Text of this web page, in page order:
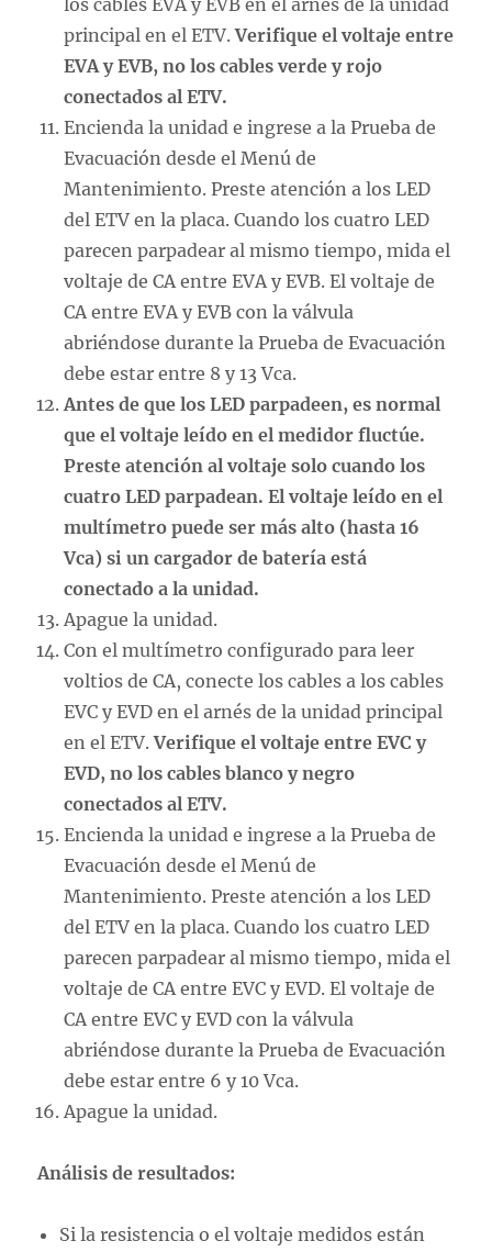
principal en el ETV.Verifique el voltaje entre
EVA y EVB, no los cables verde y rojo
conectados al ETV.
Encienda la unidad e ingrese a la Prueba de
Evacuación desde el Menú de
Mantenimiento. Preste atención a los LED
del ETV en la placa. Cuando los cuatro LED
parecen parpadear al mismo tiempo, mida el
voltaje de CA entre EVA y EVB. El voltaje de
CA entre EVA y EVB con la válvula
abriéndose durante la Prueba de Evacuación
debe estar entre 8 y 13 Vca.
Antes de que los LED parpadeen, es normal
que el voltaje leído en el medidor fluctúe.
Preste atención al voltaje solo cuando los
cuatro LED parpadean. El voltaje leído en el
multímetro puede ser más alto (hasta 16
Vca) si un cargador de batería está
conectado a la unidad.
Apague la unidad.
Con el multímetro configurado para leer
voltios de CA, conecte los cables a los cables
EVC y EVD en el arnés de la unidad principal
en el ETV.Verifique el voltaje entre EVC y
EVD, no los cables blanco y negro
conectados al ETV.
Encienda la unidad e ingrese a la Prueba de
Evacuación desde el Menú de
Mantenimiento. Preste atención a los LED
del ETV en la placa. Cuando los cuatro LED
parecen parpadear al mismo tiempo, mida el
voltaje de CA entre EVC y EVD. El voltaje de
CA entre EVC y EVD con la válvula
abriéndose durante la Prueba de Evacuación
debe estar entre 6 y 10 Vca.
Apague la unidad.
Análisis de resultados:
Si la resistencia o el voltaje medidos están